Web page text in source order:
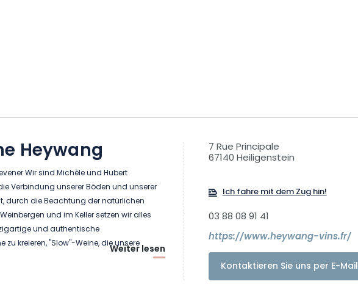
Heywang
Wir sind Michèle und Hubert
Verbindung unserer Böden und unserer
durch die Beachtung der natürlichen
und im Keller setzen wir alles
und authentische
zu kreieren, "Slow"-Weine, die unsere
Sie sind mineralisch, konzentriert
Weiter lesen
7 Rue Principale
67140 Heiligenstein
Ich fahre mit dem Zug hin!
03 88 08 91 41
https://www.heywang-vins.fr/
Kontaktieren Sie uns per E-Mail